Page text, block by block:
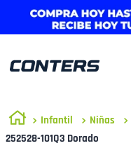
Infantil Niñas
252528-101Q3 Dorado